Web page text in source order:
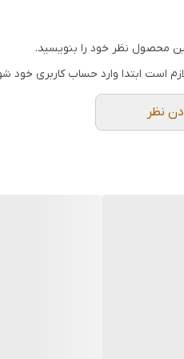
محصول نظر خود را بنویسید.
است ابتدا وارد حساب کاربری خود
نظر